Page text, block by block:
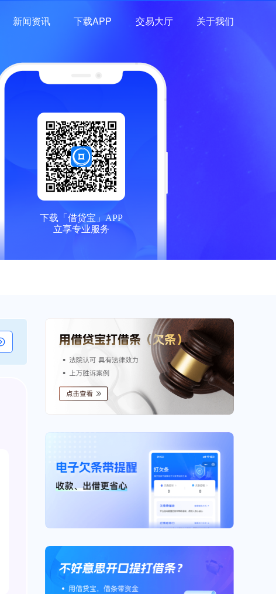
新闻资讯 下载APP 交易大厅 关于我们
下载「借贷宝」APP
立享专业服务